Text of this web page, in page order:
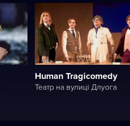
Human Tragicomedy
Театр на вулиці Длуога